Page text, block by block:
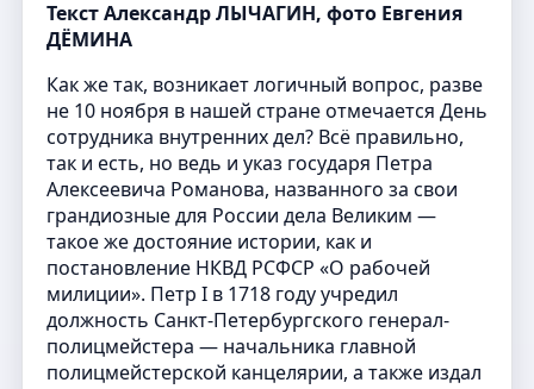
Текст Александр ЛЫЧАГИН, фото Евгения
ДЁМИНА
Как же так, возникает логичный вопрос, разве
не 10 ноября в нашей стране отмечается День
сотрудника внутренних дел? Всё правильно,
так и есть, но ведь и указ государя Петра
Алексеевича Романова, названного за свои
грандиозные для России дела Великим —
такое же достояние истории, как и
постановление НКВД РСФСР «О рабочей
милиции». Петр I в 1718 году учредил
должность Санкт-Петербургского генерал-
полицмейстера — начальника главной
полицмейстерской канцелярии, а также издал